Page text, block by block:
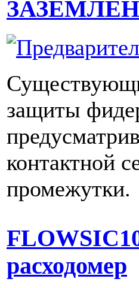
защиты
контактной
промежутки.
расходомер